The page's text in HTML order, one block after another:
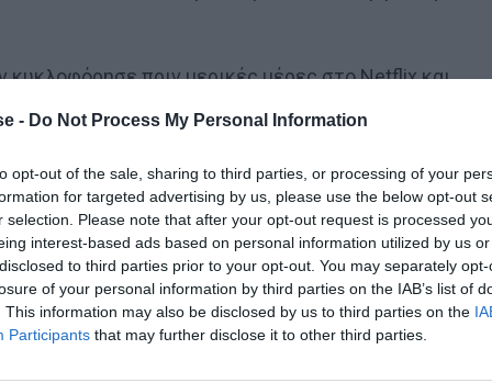
- Do Not Process My Personal Information
opt-out of the sale, sharing to third parties, or processing of your
for targeted advertising by us, please use the below opt-out
selection. Please note that after your opt-out request is processed
interest-based ads based on personal information utilized by us
to third parties prior to your opt-out. You may separately
of your personal information by third parties on the IAB’s list of
This information may also be disclosed by us to third parties on the
Participants that may further disclose it to other third parties.
κυκλοφόρησε πριν μερικές μέρες στο Netflix και
One Piece, είδα μια αρκετά ωραία σειρά, που
και της αναζήτησης ενός θησαυρού, που από
μία για τον Γιάγκουσιτς